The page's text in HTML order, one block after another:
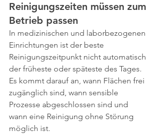
Reinigungszeiten müssen zum
Betrieb passen
In medizinischen und laborbezogenen
Einrichtungen ist der beste
Reinigungszeitpunkt nicht automatisch
der früheste oder späteste des Tages.
Es kommt darauf an, wann Flächen frei
zugänglich sind, wann sensible
Prozesse abgeschlossen sind und
wann eine Reinigung ohne Störung
möglich ist.